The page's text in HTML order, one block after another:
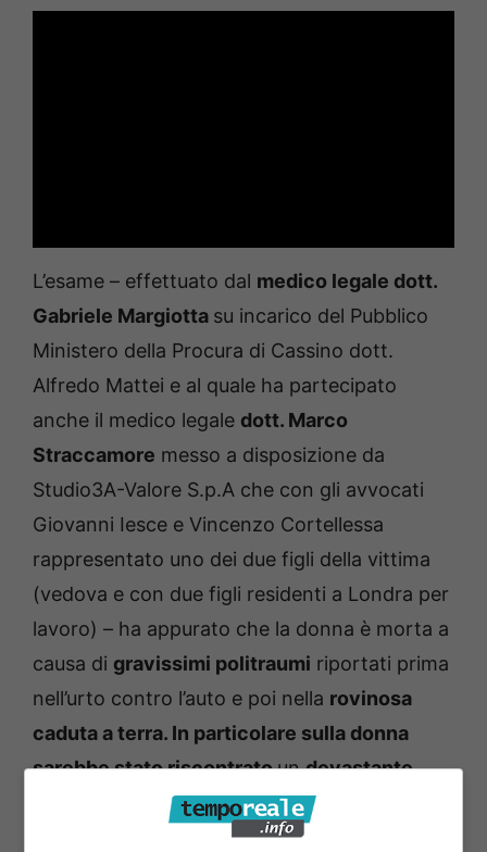
L’esame – effettuato dal medico legale dott.
Gabriele Margiotta su incarico del Pubblico
Ministero della Procura di Cassino dott.
Alfredo Mattei e al quale ha partecipato
anche il medico legale dott. Marco
Straccamore messo a disposizione da
Studio3A-Valore S.p.A che con gli avvocati
Giovanni Iesce e Vincenzo Cortellessa
rappresentato uno dei due figli della vittima
(vedova e con due figli residenti a Londra per
lavoro) – ha appurato che la donna è morta a
causa di gravissimi politraumi riportati prima
nell’urto contro l’auto e poi nella rovinosa
caduta a terra. In particolare sulla donna
sarebbe stato riscontratoundevastante
trauma cranio-encefalico, ma – come
tengono a sottolinea la rappresentanza legale